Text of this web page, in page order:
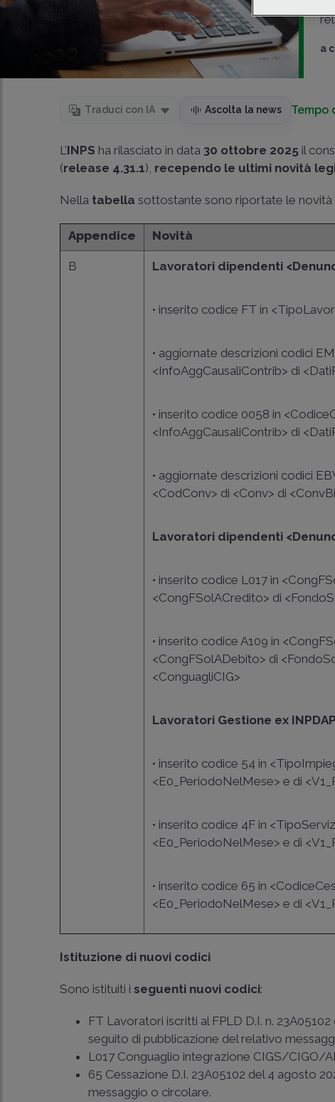
a
Traduci con IA Ascolta la news Tempo
L’INPS ha rilasciato in data 30 ottobre 2025 il
(release 4.31.1), recependo le ultimi novità
Nella tabella sottostante sono riportate le novità
Appendice Novità
B Lavoratori dipendenti
• inserito codice FT in
• aggiornate descrizioni codici
<InfoAggCausaliContrib> di
• inserito codice 0058 in
<InfoAggCausaliContrib> di
• aggiornate descrizioni codici
<CodConv> di <Conv> di
Lavoratori dipendenti
• inserito codice L017 in
<CongFSolACredito> di
• inserito codice A109 in
<CongFSolADebito> di
<ConguagliCIG>
Lavoratori Gestione ex
• inserito codice 54 in
<E0_PeriodoNelMese> e di
• inserito codice 4F in
<E0_PeriodoNelMese> e di
• inserito codice 65 in
<E0_PeriodoNelMese> e di
Istituzione di nuovi codici
Sono istituiti i seguenti nuovi codici:
FT Lavoratori iscritti al FPLD D.I. n.
seguito di pubblicazione del relativo
L017 Conguaglio integrazione CIGS/CIGO/
65 Cessazione D.I. 23A05102 del 4 agosto
messaggio o circolare.